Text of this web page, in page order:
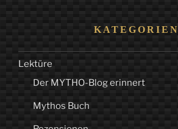
KATEGORIEN
Lektüre
Der MYTHO-Blog erinnert
Mythos Buch